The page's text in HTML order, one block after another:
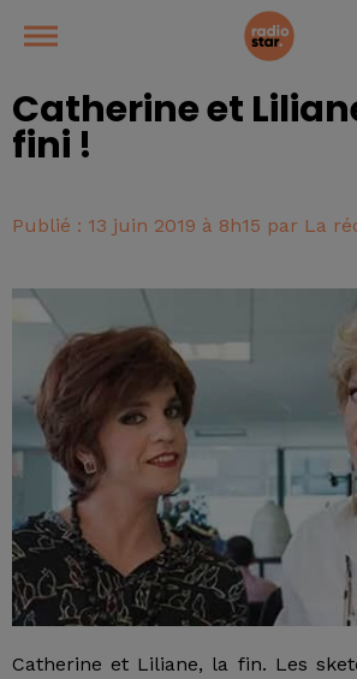
Catherine et
fini !
Publié : 13 juin 2019 à 8h15 par La
Catherine et Liliane, la fin. Les